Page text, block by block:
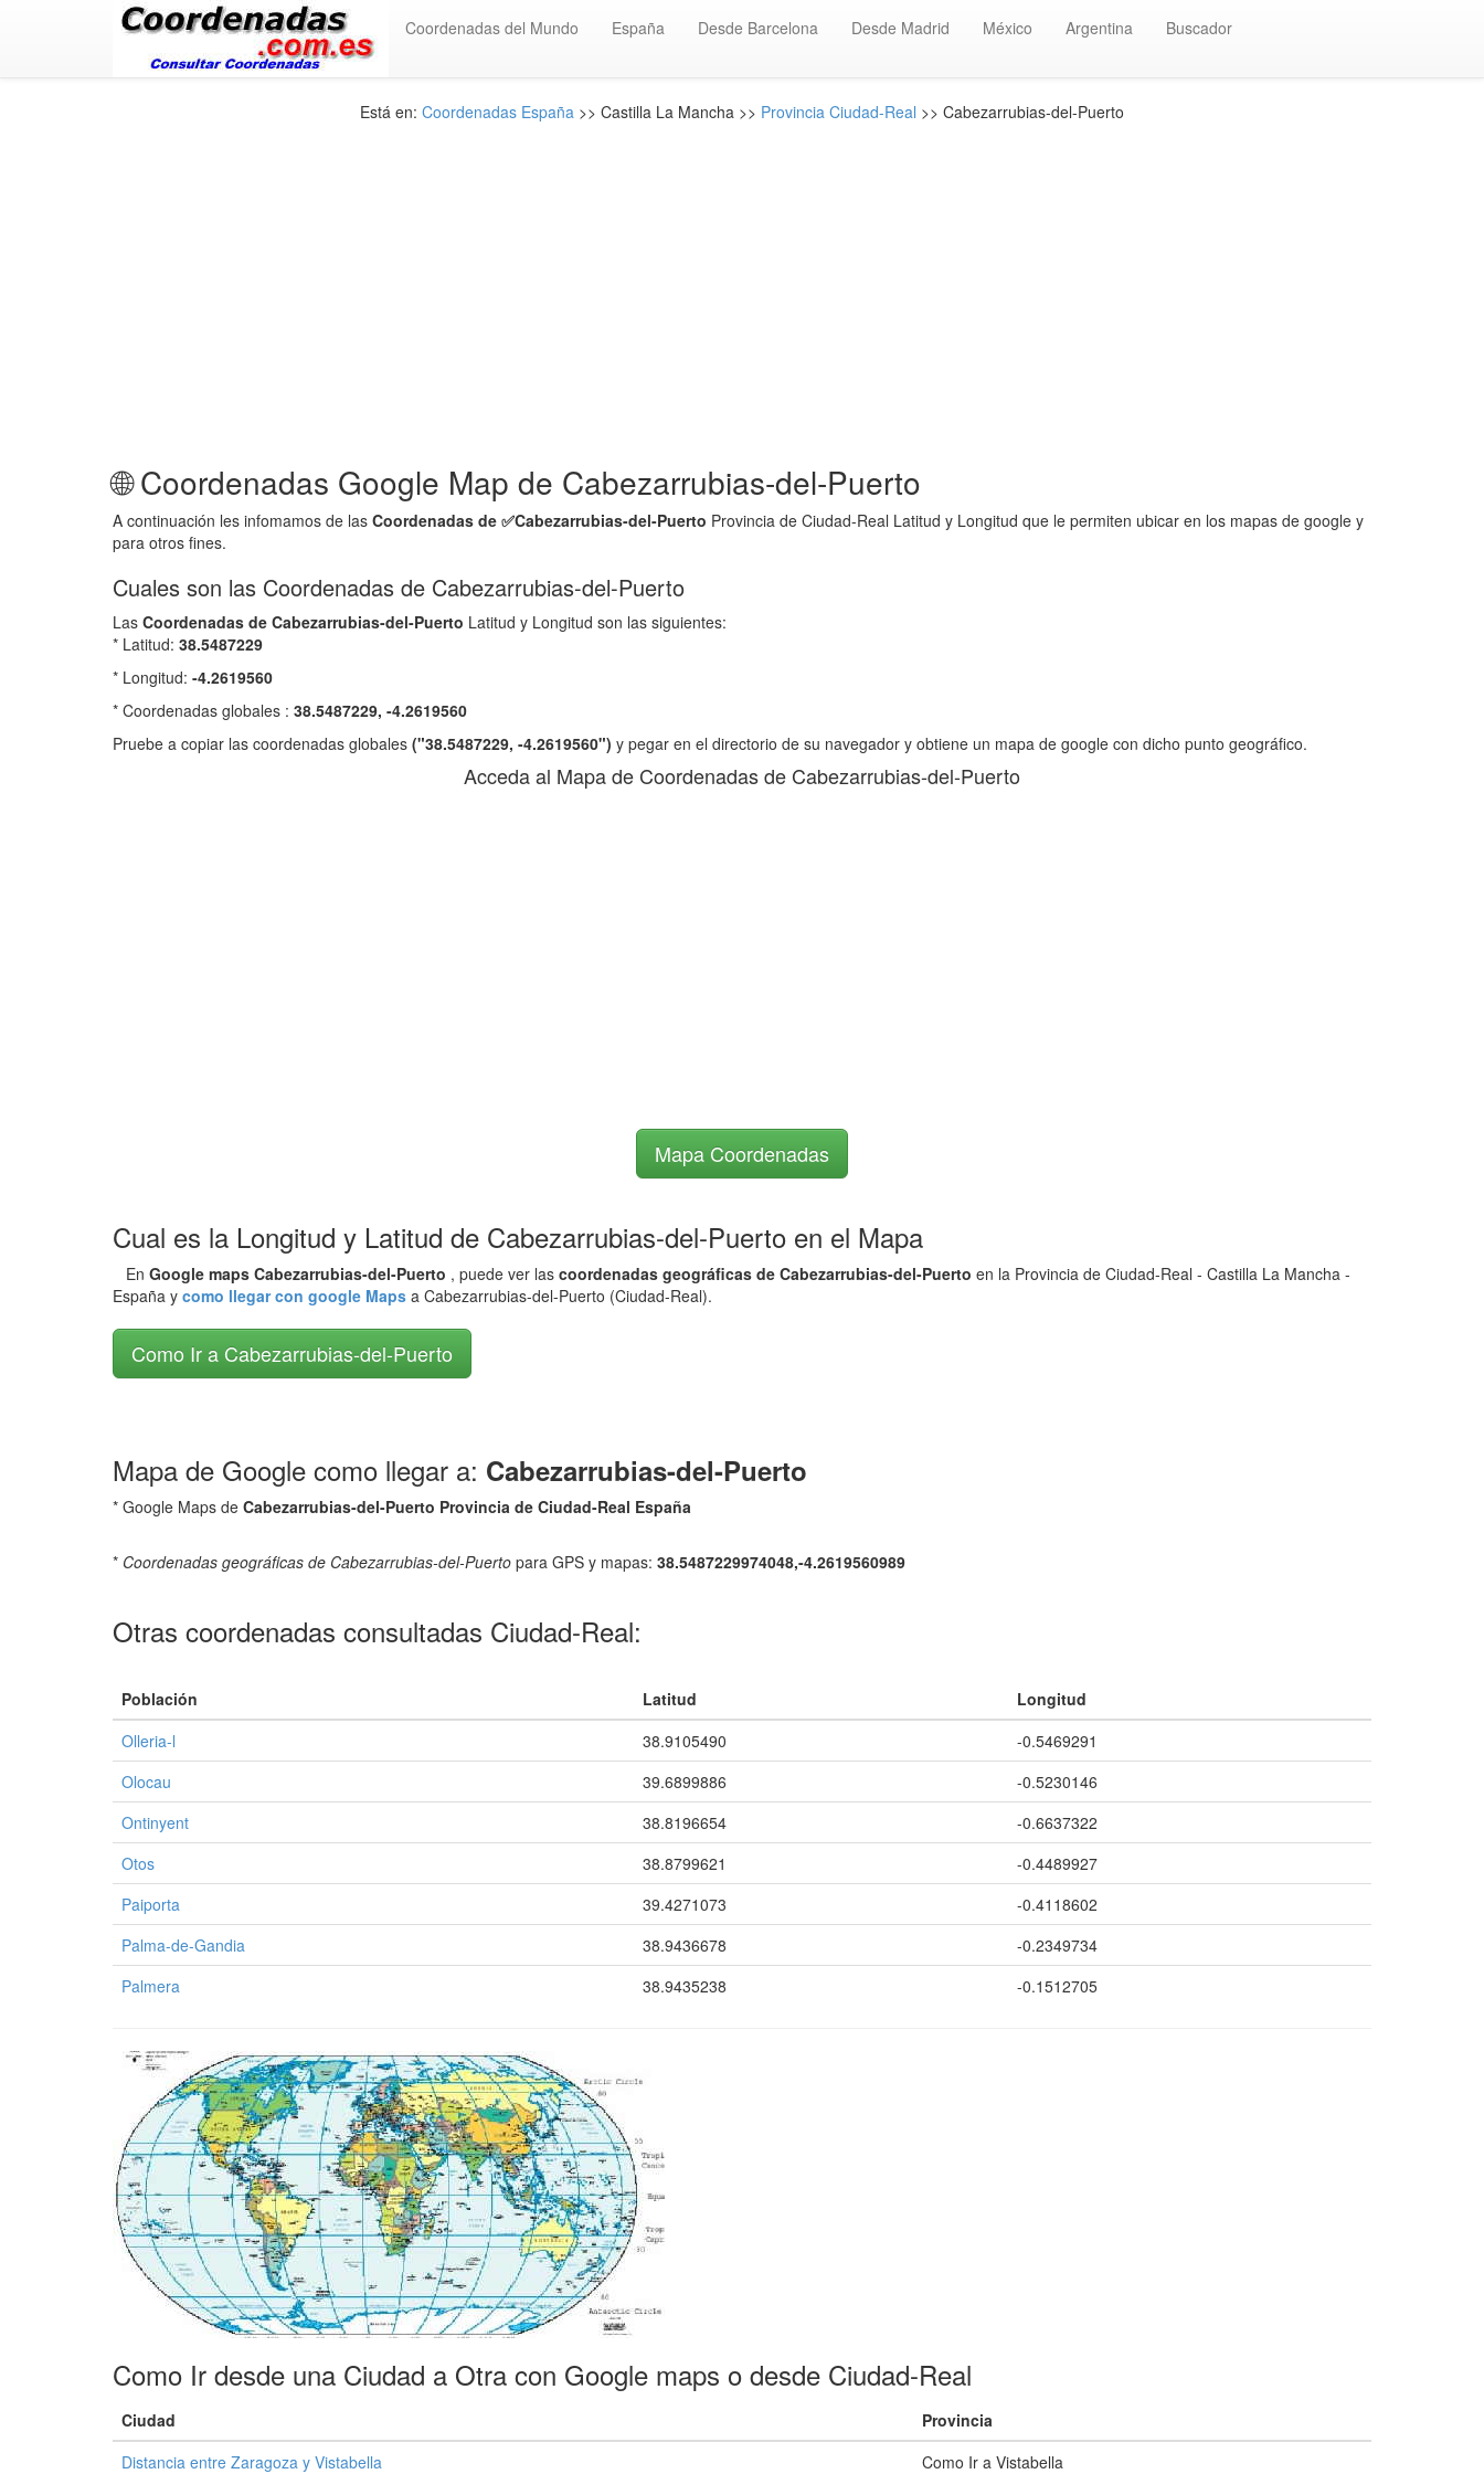
Coordenadas del Mundo España Desde Barcelona Desde Madrid México Argentina Buscador
Está en: Coordenadas España >> Castilla La Mancha >> Provincia Ciudad-Real >> Cabezarrubias-del-Puerto
🌐 Coordenadas Google Map de Cabezarrubias-del-Puerto
A continuación les infomamos de las Coordenadas de ✅Cabezarrubias-del-Puerto Provincia de Ciudad-Real Latitud y Longitud que le permiten ubicar en los mapas de google y
para otros fines.
Cuales son las Coordenadas de Cabezarrubias-del-Puerto
Las Coordenadas de Cabezarrubias-del-Puerto Latitud y Longitud son las siguientes:
* Latitud: 38.5487229
* Longitud: -4.2619560
* Coordenadas globales : 38.5487229, -4.2619560
Pruebe a copiar las coordenadas globales ("38.5487229, -4.2619560") y pegar en el directorio de su navegador y obtiene un mapa de google con dicho punto geográfico.
Acceda al Mapa de Coordenadas de Cabezarrubias-del-Puerto
Mapa Coordenadas
Cual es la Longitud y Latitud de Cabezarrubias-del-Puerto en el Mapa
En Google maps Cabezarrubias-del-Puerto , puede ver las coordenadas geográficas de Cabezarrubias-del-Puerto en la Provincia de Ciudad-Real - Castilla La Mancha -
España y como llegar con google Maps a Cabezarrubias-del-Puerto (Ciudad-Real).
Como Ir a Cabezarrubias-del-Puerto
Mapa de Google como llegar a: Cabezarrubias-del-Puerto
* Google Maps de Cabezarrubias-del-Puerto Provincia de Ciudad-Real España
* Coordenadas geográficas de Cabezarrubias-del-Puerto para GPS y mapas: 38.5487229974048,-4.2619560989
Otras coordenadas consultadas Ciudad-Real:
Población Latitud
Longitud
Olleria-l
38.9105490
-0.5469291
Olocau
39.6899886
-0.5230146
Ontinyent
38.8196654
-0.6637322
Otos
38.8799621
-0.4489927
Paiporta
39.4271073
-0.4118602
Palma-de-Gandia
38.9436678
-0.2349734
Palmera
38.9435238 -0.1512705
Como Ir desde una Ciudad a Otra con Google maps o desde Ciudad-Real
Ciudad
Provincia
Distancia entre Zaragoza y Vistabella
Como Ir a Vistabella